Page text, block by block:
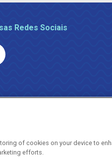
Redes Sociais
of cookies on your device to
efforts.